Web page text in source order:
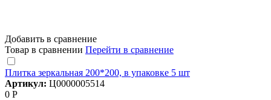
Добавить в сравнение
Товар в сравнении Перейти в сравнение
Плитка зеркальная 200*200, в упаковке 5 шт
Артикул: Ц0000005514
0 Р